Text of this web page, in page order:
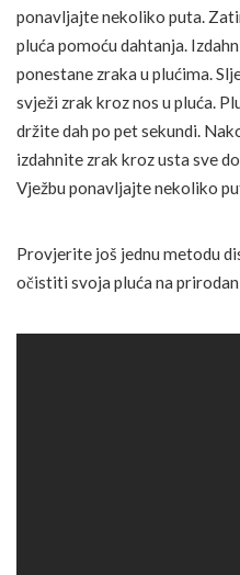
ponavljajte nekoliko puta.
pluća pomoću dahtanja.
ponestane zraka u plućima.
svježi zrak kroz nos u pluća.
držite dah po pet sekundi.
izdahnite zrak kroz usta sve
Vježbu ponavljajte nekoliko
Provjerite još jednu metodu
očistiti svoja pluća na prirodan